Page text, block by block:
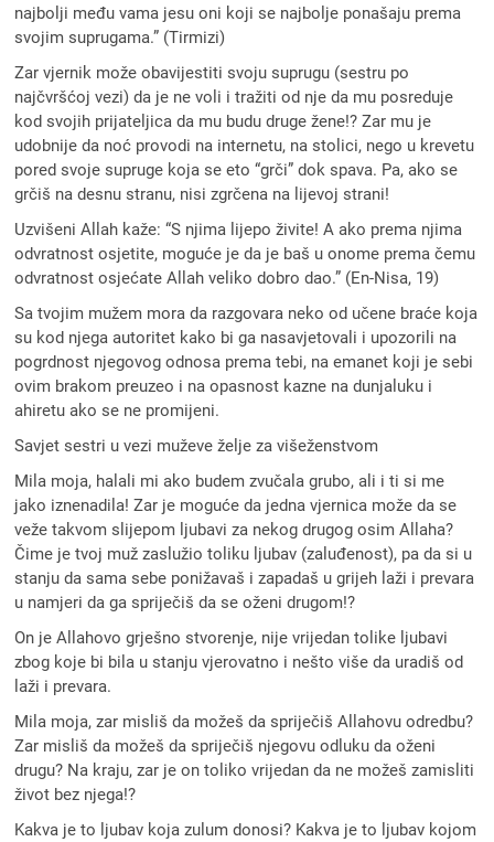
najbolji među vama jesu oni koji se najbolje ponašaju prema
svojim suprugama.” (Tirmizi)
Zar vjernik može obavijestiti svoju suprugu (sestru po
najčvršćoj vezi) da je ne voli i tražiti od nje da mu posreduje
kod svojih prijateljica da mu budu druge žene!? Zar mu je
udobnije da noć provodi na internetu, na stolici, nego u krevetu
pored svoje supruge koja se eto “grči” dok spava. Pa, ako se
grčiš na desnu stranu, nisi zgrčena na lijevoj strani!
Uzvišeni Allah kaže: “S njima lijepo živite! A ako prema njima
odvratnost osjetite, moguće je da je baš u onome prema čemu
odvratnost osjećate Allah veliko dobro dao.” (En-Nisa, 19)
Sa tvojim mužem mora da razgovara neko od učene braće koja
su kod njega autoritet kako bi ga nasavjetovali i upozorili na
pogrdnost njegovog odnosa prema tebi, na emanet koji je sebi
ovim brakom preuzeo i na opasnost kazne na dunjaluku i
ahiretu ako se ne promijeni.
Savjet sestri u vezi muževe želje za višeženstvom
Mila moja, halali mi ako budem zvučala grubo, ali i ti si me
jako iznenadila! Zar je moguće da jedna vjernica može da se
veže takvom slijepom ljubavi za nekog drugog osim Allaha?
Čime je tvoj muž zaslužio toliku ljubav (zaluđenost), pa da si u
stanju da sama sebe ponižavaš i zapadaš u grijeh laži i prevara
u namjeri da ga spriječiš da se oženi drugom!?
On je Allahovo grješno stvorenje, nije vrijedan tolike ljubavi
zbog koje bi bila u stanju vjerovatno i nešto više da uradiš od
laži i prevara.
Mila moja, zar misliš da možeš da spriječiš Allahovu odredbu?
Zar misliš da možeš da spriječiš njegovu odluku da oženi
drugu? Na kraju, zar je on toliko vrijedan da ne možeš zamisliti
život bez njega!?
Kakva je to ljubav koja zulum donosi? Kakva je to ljubav kojom